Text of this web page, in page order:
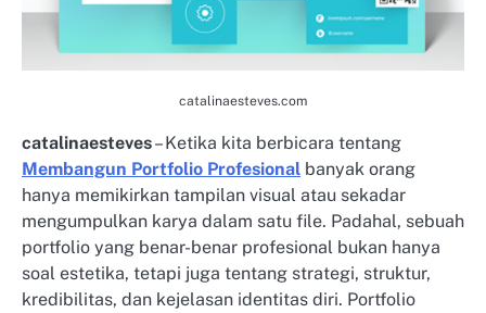
catalinaesteves.com
catalinaesteves– Ketika kita berbicara tentang
Membangun Portfolio Profesional banyak orang
hanya memikirkan tampilan visual atau sekadar
mengumpulkan karya dalam satu file. Padahal, sebuah
portfolio yang benar-benar profesional bukan hanya
soal estetika, tetapi juga tentang strategi, struktur,
kredibilitas, dan kejelasan identitas diri. Portfolio